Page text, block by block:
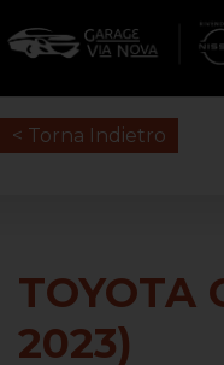
< Torna Indietro
TOYOTA
2023)